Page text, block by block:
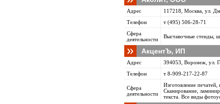
Адрес
117218, Москва, ул.
Телефон
т (495) 506-28-71
Сфера
деятельности
Выставочные стенды,
АкцентЪ, ИП
Адрес
394053, Воронеж, ул.
Телефон
т 8-909-217-22-87
Сфера
деятельности
Изготовление
Сканирование,
текста. Все виды